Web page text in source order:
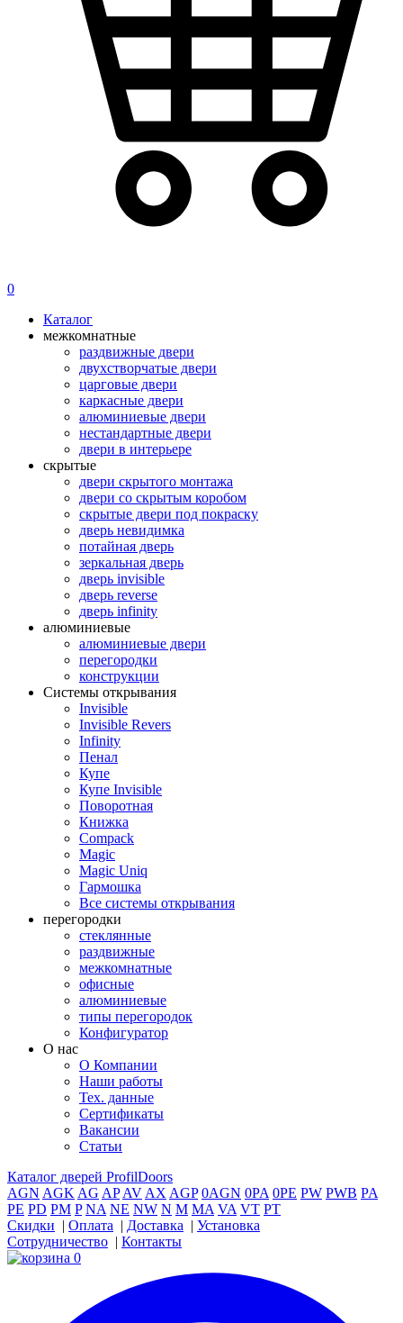
0
Каталог
межкомнатные
раздвижные двери
двухстворчатые двери
царговые двери
каркасные двери
алюминиевые двери
нестандартные двери
двери в интерьере
скрытые
двери скрытого монтажа
двери со скрытым коробом
скрытые двери под покраску
дверь невидимка
потайная дверь
зеркальная дверь
дверь invisible
дверь reverse
дверь infinity
алюминиевые
алюминиевые двери
перегородки
конструкции
Системы открывания
Invisible
Invisible Revers
Infinity
Пенал
Купе
Купе Invisible
Поворотная
Книжка
Compack
Magic
Magic Uniq
Гармошка
Все системы открывания
перегородки
стеклянные
раздвижные
межкомнатные
офисные
алюминиевые
типы перегородок
Конфигуратор
О нас
О Компании
Наши работы
Тех. данные
Сертификаты
Вакансии
Статьи
Каталог дверей ProfilDoors
AGN AGKAG APAVAXAGP 0AGN 0PA 0PE PW PWB PA
PE PD PM P NA NE NW N M MA VA VT PT
Скидки
Оплата Доставка
Установка
Сотрудничество
Контакты
0